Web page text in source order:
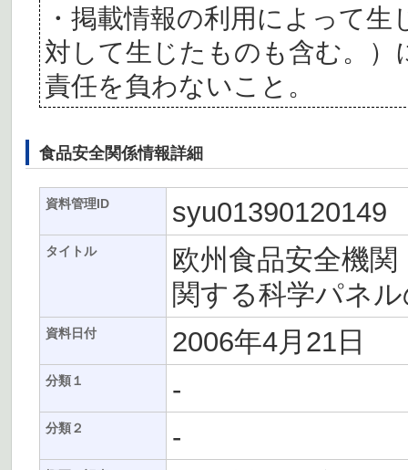
・掲載情報の利用によって
対して生じたものも含む。
責任を負わないこと。
食品安全関係情報詳細
資料管理ID syu01390120149
タイトル
欧州食品安全機
関する科学パネ
資料日付 2006年4月21日
分類１ -
分類２ -